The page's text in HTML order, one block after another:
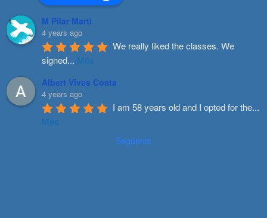
M Pilar Marti
4 years ago
We really liked the classes. We
signed... Més
Albert Vives Costa
4 years ago
I am 58 years old and I opted for the...
Més
Següents